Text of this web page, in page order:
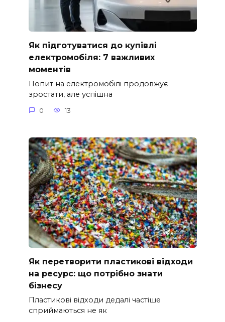
Як підготуватися до купівлі
електромобіля: 7 важливих
моментів
Попит на електромобілі продовжує
зростати, але успішна
0 13
Як перетворити пластикові відходи
на ресурс: що потрібно знати
бізнесу
Пластикові відходи дедалі частіше
сприймаються не як